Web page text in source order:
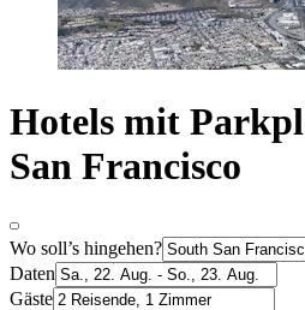
Hotels mit
San Francisco
Wo soll’s hingehen?
Daten
Gäste